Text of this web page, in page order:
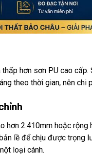
hơn sơn PU cao
theo thời gian, nên chi
hơn 2.410mm hoặc
lề để chịu được trọng
loại cánh.